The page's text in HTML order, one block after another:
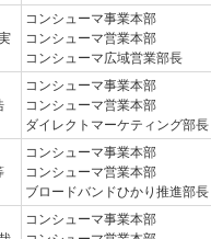
コンシューマ事業本部
コンシューマ営業本部
コンシューマ広域営業部長
コンシューマ事業本部
コンシューマ営業本部
ダイレクトマーケティング部長
コンシューマ事業本部
コンシューマ営業本部
ブロードバンドひかり推進部長
コンシューマ事業本部